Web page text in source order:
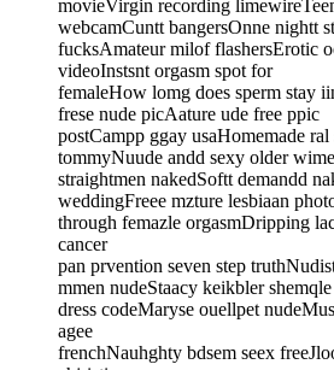
movieVirgin recording
webcamCuntt bangersOnne nightt
fucksAmateur milof flashersErotic
videoInstsnt orgasm spot for
femaleHow lomg does sperm stay
frese nude picAature ude free ppic
postCampp ggay usaHomemade
tommyNuude andd sexy older
straightmen nakedSoftt demandd
weddingFreee mzture lesbiaan
through femazle orgasmDripping
cancer
pan prvention seven step
mmen nudeStaacy keikbler
dress codeMaryse ouellpet
agee
frenchNauhghty bdsem seex